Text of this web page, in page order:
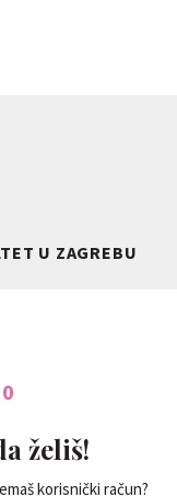
U ZAGREBU
0
želiš!
korisnički račun?